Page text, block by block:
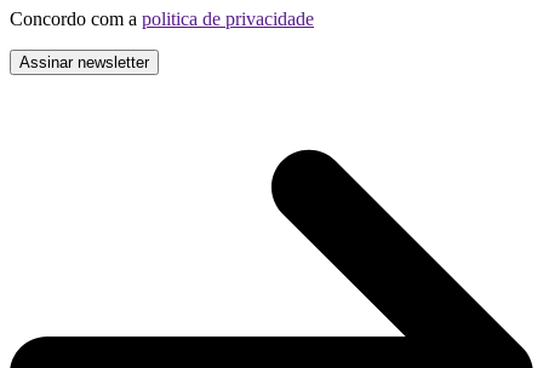
Concordo com a politica de privacidade